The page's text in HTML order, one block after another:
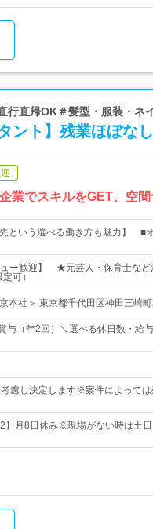
行直帰OK＃髪型・服装・ネ
ント】残業ほぼなし
業でスキルをGET、空
という選べる働き方も魅力】 ■
ュー歓迎】 ★元芸人・保育士な
可）
本社＞ 東京都千代田区神田三崎
与（年2回）＼選べる休日数・給
慮し決定します※案件によっては
】月8日休み※現場がない時は土